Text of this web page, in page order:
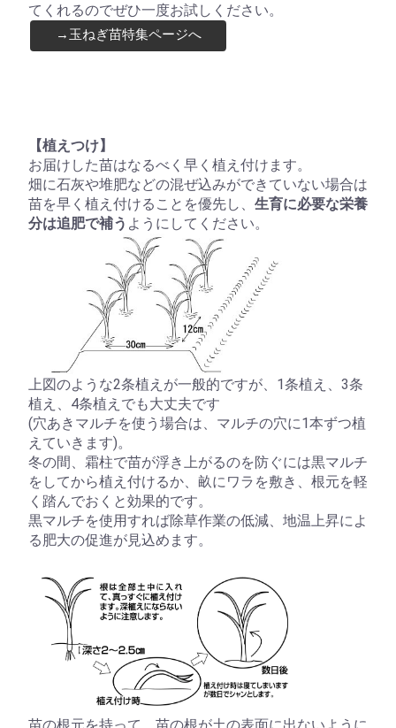
てくれるのでぜひ一度お試しください。
→玉ねぎ苗特集ページへ
【植えつけ】
お届けした苗はなるべく早く植え付けます。
畑に石灰や堆肥などの混ぜ込みができていない場合は
苗を早く植え付けることを優先し、 生育に必要な栄養
分は追肥で補う ようにしてください。
上図のような2条植えが一般的ですが、1条植え、3条
植え、4条植えでも大丈夫です
(穴あきマルチを使う場合は、マルチの穴に1本ずつ植
えていきます)。
冬の間、霜柱で苗が浮き上がるのを防ぐには黒マルチ
をしてから植え付けるか、畝にワラを敷き、根元を軽
く踏んでおくと効果的です。
黒マルチを使用すれば除草作業の低減、地温上昇によ
る肥大の促進が見込めます。